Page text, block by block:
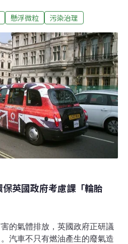
防制設備管理辦法」，管制各
年粒狀污染物排放量。台灣每
粒，其中超過六成起因於裸露土
程的粒料隨風飛散（約1萬
作「逸散性粒狀污染物」，通
石材、瀝青拌合、鋼鐵冶煉等
「固定污染源逸散性粒狀污染
法」，但減污效果有限。環署
草案，並在本月6日正式發布辦
一年緩衝期內加強污染防制措
天堆置
懸浮微粒 污染治理
英國政府考慮課「輪胎
的氣體排放，英國政府正研議
汽車不只有燃油產生的廢氣造